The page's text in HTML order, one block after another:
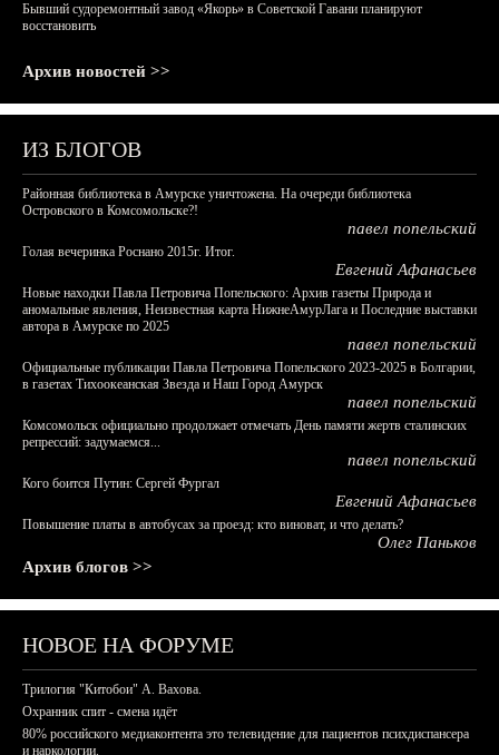
Бывший судоремонтный завод «Якорь» в Советской Гавани планируют
восстановить
Архив новостей >>
ИЗ БЛОГОВ
Районная библиотека в Амурске уничтожена. На очереди библиотека
Островского в Комсомольске?!
павел попельский
Голая вечеринка Роснано 2015г. Итог.
Евгений Афанасьев
Новые находки Павла Петровича Попельского: Архив газеты Природа и
аномальные явления, Неизвестная карта НижнеАмурЛага и Последние выставки
автора в Амурске по 2025
павел попельский
Официальные публикации Павла Петровича Попельского 2023-2025 в Болгарии,
в газетах Тихоокеанская Звезда и Наш Город Амурск
павел попельский
Комсомольск официально продолжает отмечать День памяти жертв сталинских
репрессий: задумаемся...
павел попельский
Кого боится Путин: Сергей Фургал
Евгений Афанасьев
Повышение платы в автобусах за проезд: кто виноват, и что делать?
Олег Паньков
Архив блогов >>
НОВОЕ НА ФОРУМЕ
Трилогия "Китобои" А. Вахова.
Охранник спит - смена идёт
80% российского медиаконтента это телевидение для пациентов психдиспансера
и наркологии.